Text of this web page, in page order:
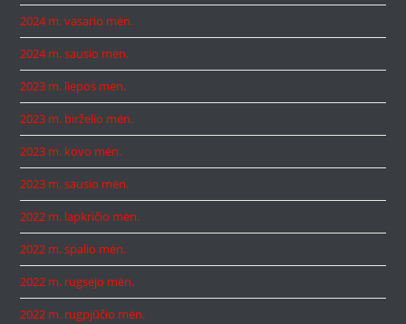
2024 m. vasario mėn.
2024 m. sausio mėn.
2023 m. liepos mėn.
2023 m. birželio mėn.
2023 m. kovo mėn.
2023 m. sausio mėn.
2022 m. lapkričio mėn.
2022 m. spalio mėn.
2022 m. rugsėjo mėn.
2022 m. rugpjūčio mėn.